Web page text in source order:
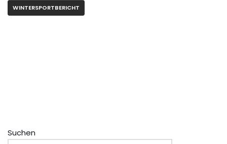
WINTERSPORTBERICHT
Suchen